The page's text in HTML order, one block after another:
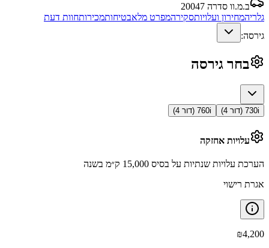
ב.מ.וו סדרה 7
2004
גלריהמחירון ועלויותסקירהמפרט מלאבטיחותמכירותחוות דעת
גירסה:
בחר גירסה
730i (דור 4) 760i (דור 4)
עלויות אחזקה
הערכת עלויות שנתיות על בסיס 15,000 ק״מ בשנה
אגרת רישוי
₪4,200